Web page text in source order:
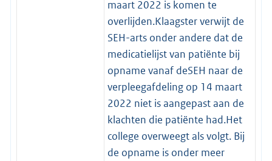
maart 2022 is komen te
overlijden.Klaagster verwijt de
SEH-arts onder andere dat de
medicatielijst van patiënte bij
opname vanaf deSEH naar de
verpleegafdeling op 14 maart
2022 niet is aangepast aan de
klachten die patiënte had.Het
college overweegt als volgt. Bij
de opname is onder meer